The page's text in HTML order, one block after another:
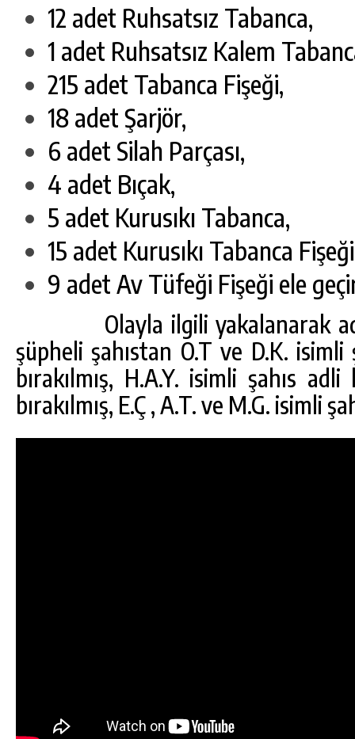
12 adet Ruhsatsız Tabanca,
1 adet Ruhsatsız Kalem
215 adet Tabanca Fişeği,
18 adet Şarjör,
6 adet Silah Parçası,
4 adet Bıçak,
5 adet Kurusıkı Tabanca,
15 adet Kurusıkı Tabanca
9 adet Av Tüfeği Fişeği ele
Olayla ilgili yakalanarak adli
şüpheli şahıstan O.T ve D.K. isimli
bırakılmış, H.A.Y. isimli şahıs
bırakılmış, E.Ç , A.T. ve M.G. isimli
GÜNLÜK HABER AKIŞI
GÖKSUN HAFIZLIK KIZ KUR’AN KURSU
ÖĞRENCILERINE DARENDE GEZISI.